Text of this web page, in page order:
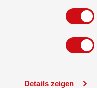
Details zeigen